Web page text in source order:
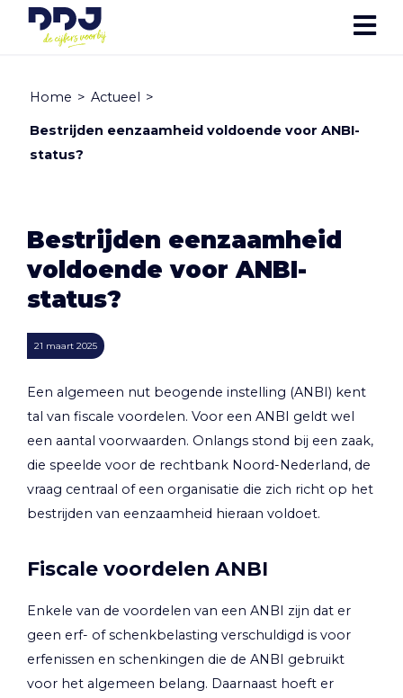
Home > Actueel >
Bestrijden eenzaamheid voldoende voor ANBI-
status?
Bestrijden eenzaamheid
voldoende voor ANBI-
status?
21 maart 2025
Een algemeen nut beogende instelling (ANBI) kent
tal van fiscale voordelen. Voor een ANBI geldt wel
een aantal voorwaarden. Onlangs stond bij een zaak,
die speelde voor de rechtbank Noord-Nederland, de
vraag centraal of een organisatie die zich richt op het
bestrijden van eenzaamheid hieraan voldoet.
Fiscale voordelen ANBI
Enkele van de voordelen van een ANBI zijn dat er
geen erf- of schenkbelasting verschuldigd is voor
erfenissen en schenkingen die de ANBI gebruikt
voor het algemeen belang. Daarnaast hoeft er